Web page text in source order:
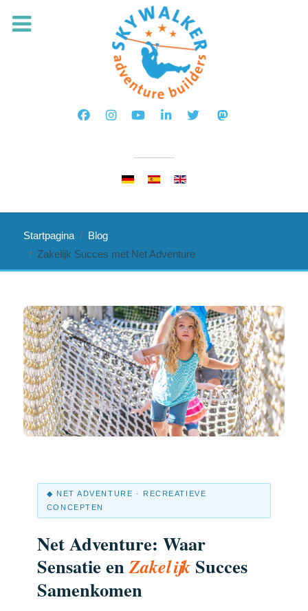
Startpagina
Blog
Zakelijk Succes met Net Adventure
◆ NET ADVENTURE · RECREATIEVE
CONCEPTEN
Net Adventure: Waar
Sensatie enZakelijk Succes
Samenkomen